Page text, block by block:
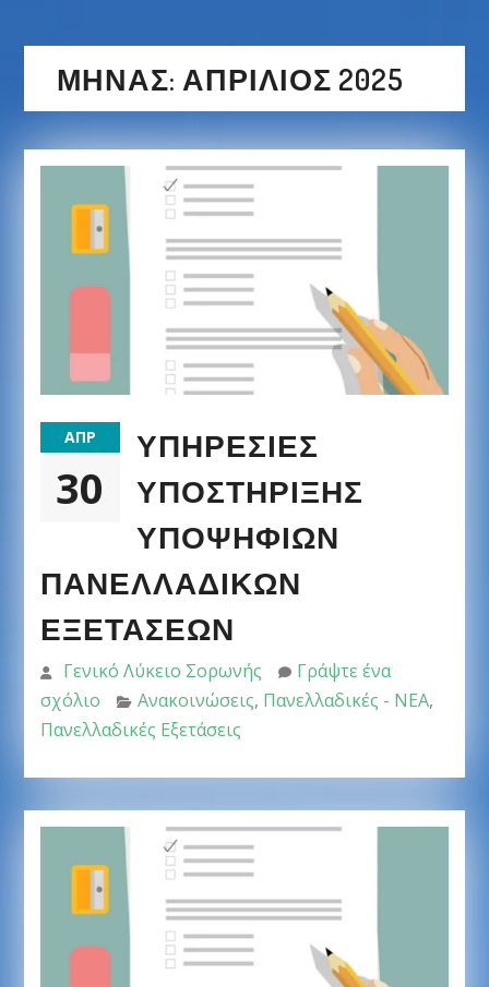
ΜΉΝΑΣ: ΑΠΡΊΛΙΟΣ 2025
ΑΠΡ
30
ΥΠΗΡΕΣΊΕΣ
ΥΠΟΣΤΉΡΙΞΗΣ
ΥΠΟΨΗΦΊΩΝ
ΠΑΝΕΛΛΑΔΙΚΏΝ
ΕΞΕΤΆΣΕΩΝ
Γενικό Λύκειο Σορωνής
Γράψτε ένα
σχόλιο
Ανακοινώσεις, Πανελλαδικές - ΝΕΑ,
Πανελλαδικές Εξετάσεις